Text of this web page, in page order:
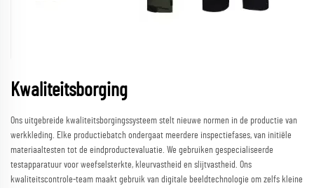
Kwaliteitsborging
Ons uitgebreide kwaliteitsborgingssysteem stelt nieuwe normen in de productie van
werkkleding. Elke productiebatch ondergaat meerdere inspectiefases, van initiële
materiaaltesten tot de eindproductevaluatie. We gebruiken gespecialiseerde
testapparatuur voor weefselsterkte, kleurvastheid en slijtvastheid. Ons
kwaliteitscontrole-team maakt gebruik van digitale beeldtechnologie om zelfs kleine